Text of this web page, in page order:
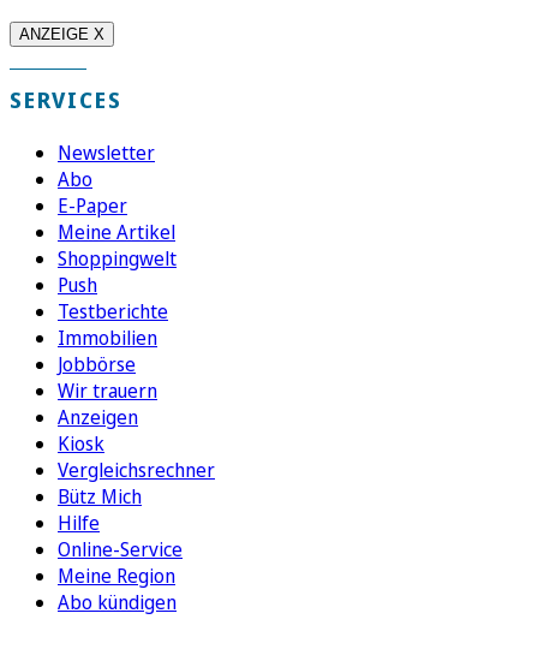
ANZEIGE X
SERVICES
Newsletter
Abo
E-Paper
Meine Artikel
Shoppingwelt
Push
Testberichte
Immobilien
Jobbörse
Wir trauern
Anzeigen
Kiosk
Vergleichsrechner
Bütz Mich
Hilfe
Online-Service
Meine Region
Abo kündigen